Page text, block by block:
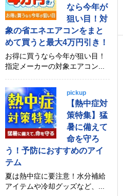
なら今年が
狙い目！対
象の省エネエアコンをまと
めて買うと最大4万円引き！
お得に買うなら今年が狙い目！
指定メーカーの対象エアコン...
pickup
【熱中症対
策特集】猛
暑に備えて
命を守ろ
う！予防におすすめのアイ
テム
夏は熱中症に要注意！水分補給
アイテムや冷却グッズなど、...